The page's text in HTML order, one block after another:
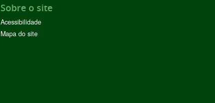
Sobre o site
Acessibilidade
Mapa do site